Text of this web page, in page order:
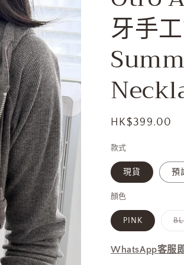
牙手
定
HK$399.00
款式
現貨 預
顏色
PINK
WhatsApp客服